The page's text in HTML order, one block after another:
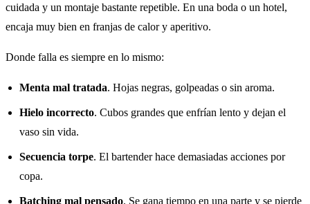
cuidada y un montaje bastante repetible. En una boda o un hotel,
encaja muy bien en franjas de calor y aperitivo.
Donde falla es siempre en lo mismo:
Menta mal tratada. Hojas negras, golpeadas o sin aroma.
Hielo incorrecto. Cubos grandes que enfrían lento y dejan el
vaso sin vida.
Secuencia torpe. El bartender hace demasiadas acciones por
copa.
Batching mal pensado. Se gana tiempo en una parte y se pierde